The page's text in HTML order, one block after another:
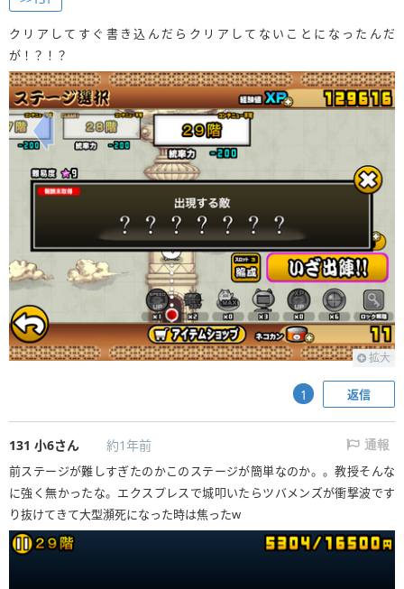
クリアしてすぐ書き込んだらクリアしてないことになったんだ
が！？！？
拡大
返信
1
131 小6さん 約1年前 通報
前ステージが難しすぎたのかこのステージが簡単なのか。。教授そんな
に強く無かったな。エクスプレスで城叩いたらツバメンズが衝撃波です
り抜けてきて大型瀕死になった時は焦ったw